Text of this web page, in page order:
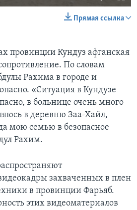
Прямая ссылка
провинции Кундуз афганская
По словам
Рахима в городе и
«Ситуация в Кундузе
в больнице очень много
в деревню Заа-Хайл,
мою семью в безопасное
Рахим.
захваченных в плен
в провинции Фарьяб.
этих видеоматериалов